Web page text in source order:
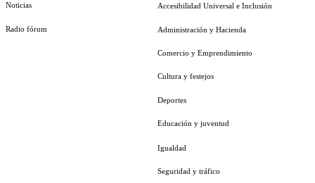
Noticias
Radio fórum
Accesibilidad Universal e Inclusión
Administración y Hacienda
Comercio y Emprendimiento
Cultura y festejos
Deportes
Educación y juventud
Igualdad
Seguridad y tráfico